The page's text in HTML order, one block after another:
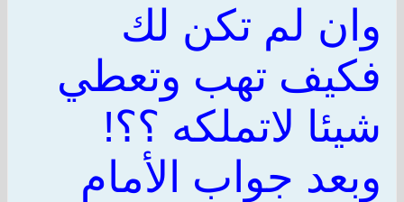
وان لم تكن لك
فكيف تهب وتعطي
شيئا لاتملكه ؟؟!
وبعد جواب الأمام